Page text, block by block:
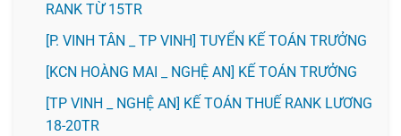
RANK TỪ 15TR
[P. VINH TÂN _ TP VINH] TUYỂN KẾ TOÁN TRƯỞNG
️[KCN HOÀNG MAI _ NGHỆ AN] KẾ TOÁN TRƯỞNG
[TP VINH _ NGHỆ AN] KẾ TOÁN THUẾ RANK LƯƠNG
18-20TR